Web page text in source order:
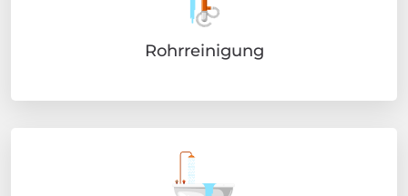
Rohrreinigung